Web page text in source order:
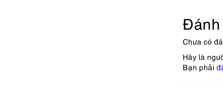
Chưa có
Hãy là
Bạn phải